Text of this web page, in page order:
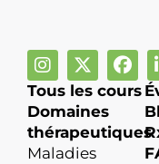
Tous les cours
Domaines
thérapeutiques
Maladies